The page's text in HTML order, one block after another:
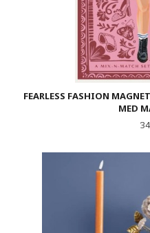
FEARLESS FASHION
MED